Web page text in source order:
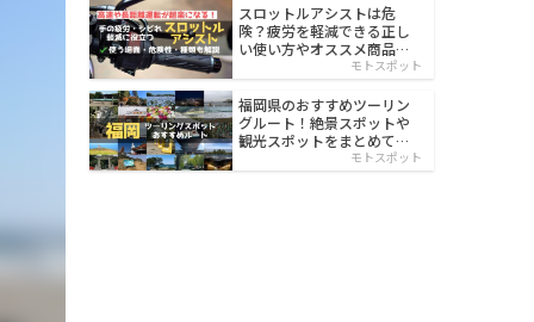
スロットルアシストは危
険？疲労を軽減できる正し
い使い方やオススメ商品を
モトスポット
福岡県のおすすめツーリン
グルート！絶景スポットや
観光スポットをまとめて紹
モトスポット